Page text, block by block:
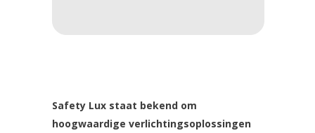
Safety Lux staat bekend om
hoogwaardige verlichtingsoplossingen